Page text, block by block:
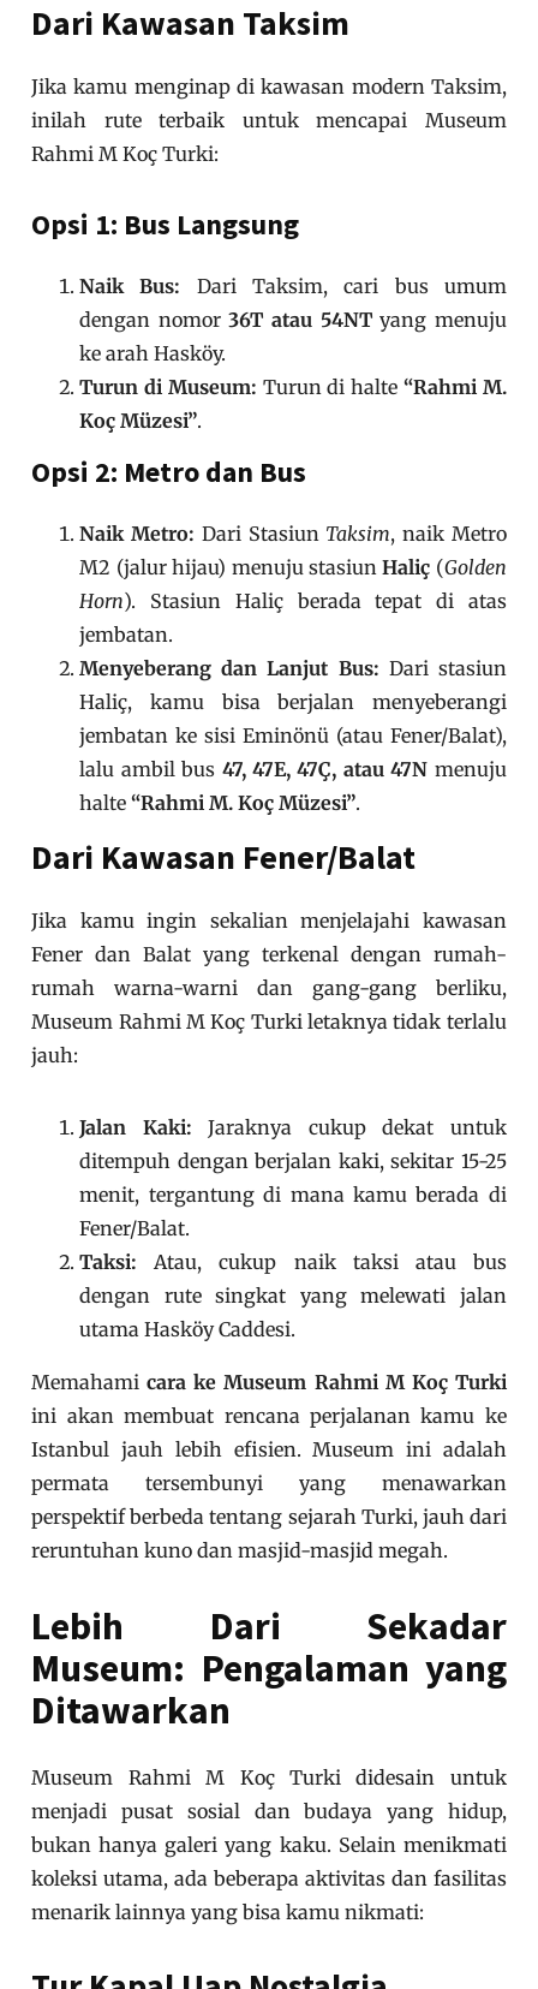
Dari Kawasan Taksim
Jika kamu menginap di kawasan modern Taksim,
inilah rute terbaik untuk mencapai Museum
Rahmi M Koç Turki:
Opsi 1: Bus Langsung
Naik Bus: Dari Taksim, cari bus umum
dengan nomor36T atau 54NTyang menuju
ke arah Hasköy.
Turun di Museum: Turun di halte“Rahmi M.
Koç Müzesi”.
Opsi 2: Metro dan Bus
Naik Metro: Dari Stasiun Taksim, naik Metro
M2 (jalur hijau) menuju stasiunHaliç (Golden
Horn). Stasiun Haliç berada tepat di atas
jembatan.
Menyeberang dan Lanjut Bus: Dari stasiun
Haliç, kamu bisa berjalan menyeberangi
jembatan ke sisi Eminönü (atau Fener/Balat),
lalu ambil bus 47, 47E, 47Ç, atau 47N menuju
halte“Rahmi M. Koç Müzesi”.
Dari Kawasan Fener/Balat
Jika kamu ingin sekalian menjelajahi kawasan
Fener dan Balat yang terkenal dengan rumah-
rumah warna-warni dan gang-gang berliku,
Museum Rahmi M Koç Turki letaknya tidak terlalu
jauh:
Jalan Kaki: Jaraknya cukup dekat untuk
ditempuh dengan berjalan kaki, sekitar 15-25
menit, tergantung di mana kamu berada di
Fener/Balat.
Taksi: Atau, cukup naik taksi atau bus
dengan rute singkat yang melewati jalan
utama Hasköy Caddesi.
Memahamicara ke Museum Rahmi M Koç Turki
ini akan membuat rencana perjalanan kamu ke
Istanbul jauh lebih efisien. Museum ini adalah
permata tersembunyi yang menawarkan
perspektif berbeda tentang sejarah Turki, jauh dari
reruntuhan kuno dan masjid-masjid megah.
Lebih Dari Sekadar
Museum: Pengalaman yang
Ditawarkan
Museum Rahmi M Koç Turki didesain untuk
menjadi pusat sosial dan budaya yang hidup,
bukan hanya galeri yang kaku. Selain menikmati
koleksi utama, ada beberapa aktivitas dan fasilitas
menarik lainnya yang bisa kamu nikmati: